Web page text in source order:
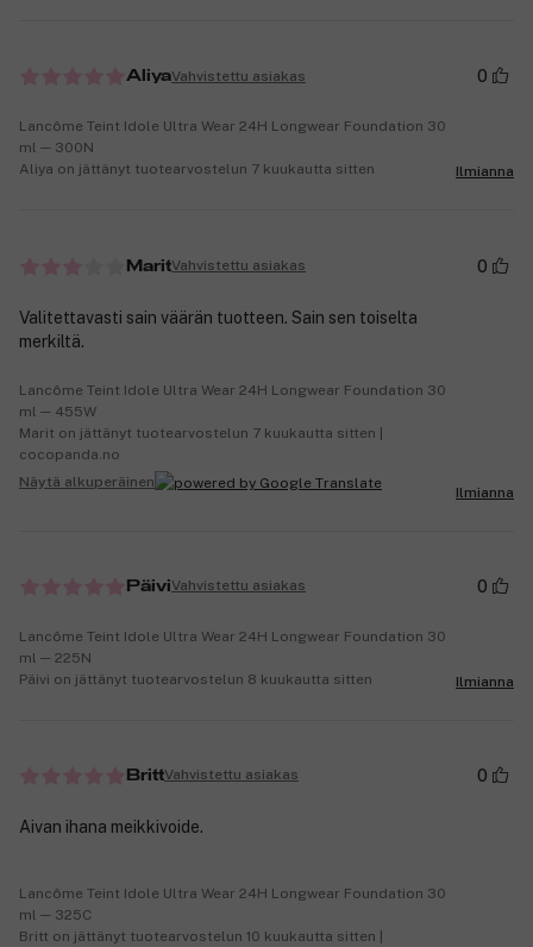
AliyaVahvistettu asiakas 0
Lancôme Teint Idole Ultra Wear 24H Longwear Foundation 30
ml ─ 300N
Aliya on jättänyt tuotearvostelun 7 kuukautta sitten
Ilmianna
MaritVahvistettu asiakas 0
Valitettavasti sain väärän tuotteen. Sain sen toiselta
merkiltä.
Lancôme Teint Idole Ultra Wear 24H Longwear Foundation 30
ml ─ 455W
Marit on jättänyt tuotearvostelun 7 kuukautta sitten |
cocopanda.no
Näytä alkuperäinen
Ilmianna
PäiviVahvistettu asiakas 0
Lancôme Teint Idole Ultra Wear 24H Longwear Foundation 30
ml ─ 225N
Päivi on jättänyt tuotearvostelun 8 kuukautta sitten
Ilmianna
BrittVahvistettu asiakas 0
Aivan ihana meikkivoide.
Lancôme Teint Idole Ultra Wear 24H Longwear Foundation 30
ml ─ 325C
Britt on jättänyt tuotearvostelun 10 kuukautta sitten |